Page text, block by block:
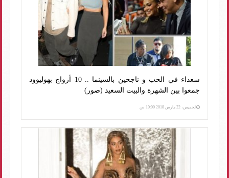
سعداء في الحب و ناجحين بالسينما .. 10 أزواج بهوليوود
جمعوا بين الشهرة والبيت السعيد (صور)
الخميس، 22 مارس 2018 10:00 ص